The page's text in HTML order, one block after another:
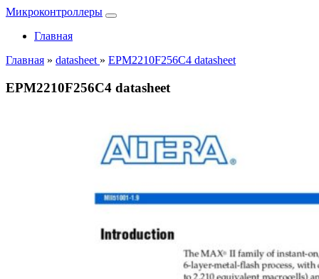
Микроконтроллеры
Главная
Главная » datasheet » EPM2210F256C4 datasheet
EPM2210F256C4 datasheet